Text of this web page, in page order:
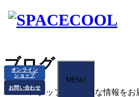
オンライン
ショップ
お問い合わせ
MENU
ブログ
BLOG スタッフから様々な情報をお